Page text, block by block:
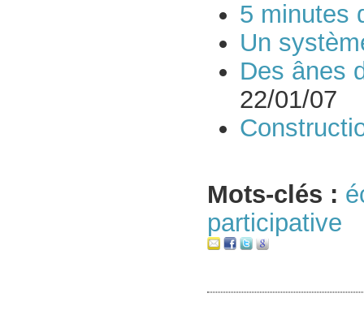
5 minutes
Un
Des ânes
22/01/07
Mots-clés :
participative